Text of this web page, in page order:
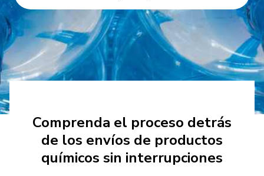
Comprenda el proceso detrás
de los envíos de productos
químicos sin interrupciones